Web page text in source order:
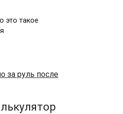
это такое